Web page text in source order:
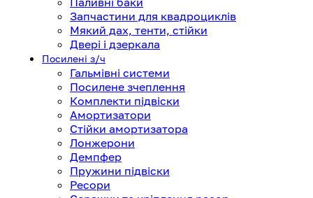
Запчастини для квадроциклів
Мякий дах, тенти, стійки
Двері і дзеркала
Посилені з/ч
Гальмівні системи
Посилене зчеплення
Комплекти підвіски
Амортизатори
Стійки амортизатора
Лонжерони
Демпфер
Пружини підвіски
Ресори